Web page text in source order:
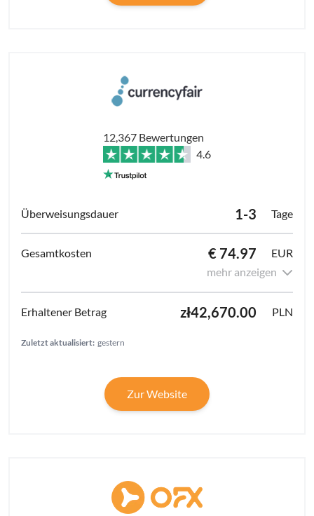
12,367 Bewertungen
4.6
1-3 Tage
€ 74.97
EUR
mehr anzeigen
zł42,670.00 PLN
Zuletzt aktualisiert: gestern
Zur Website